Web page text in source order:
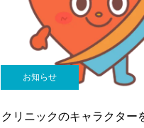
お知らせ
クリニックのキャラクター